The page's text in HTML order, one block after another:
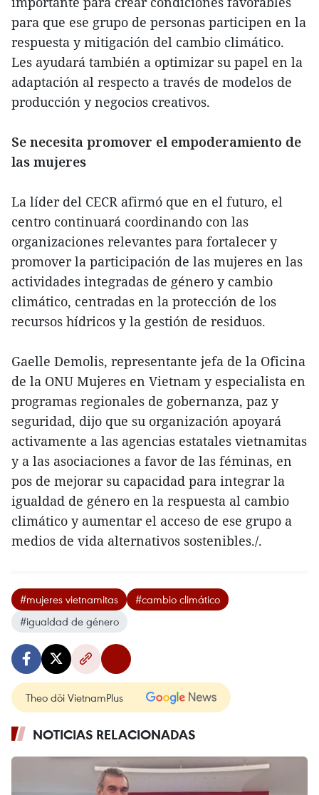
para que ese grupo de personas participen en la
respuesta y mitigación del cambio climático.
Les ayudará también a optimizar su papel en la
adaptación al respecto a través de modelos de
producción y negocios creativos.
Se necesita promover el empoderamiento de
las mujeres
La líder del CECR afirmó que en el futuro, el
centro continuará coordinando con las
organizaciones relevantes para fortalecer y
promover la participación de las mujeres en las
actividades integradas de género y cambio
climático, centradas en la protección de los
recursos hídricos y la gestión de residuos.
Gaelle Demolis, representante jefa de la Oficina
de la ONU Mujeres en Vietnam y especialista en
programas regionales de gobernanza, paz y
seguridad, dijo que su organización apoyará
activamente a las agencias estatales vietnamitas
y a las asociaciones a favor de las féminas, en
pos de mejorar su capacidad para integrar la
igualdad de género en la respuesta al cambio
climático y aumentar el acceso de ese grupo a
medios de vida alternativos sostenibles./.
#mujeres vietnamitas
#cambio climático
#igualdad de género
Theo dõi VietnamPlus
NOTICIAS RELACIONADAS